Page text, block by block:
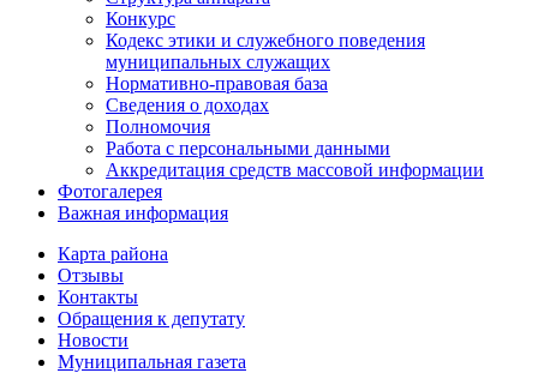
Конкурс
Кодекс этики и служебного поведения
муниципальных служащих
Нормативно-правовая база
Сведения о доходах
Полномочия
Работа с персональными данными
Аккредитация средств массовой информации
Фотогалерея
Важная информация
Карта района
Отзывы
Контакты
Обращения к депутату
Новости
Муниципальная газета